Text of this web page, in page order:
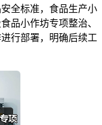
全标准，食品生产小
品小作坊专项整治、
行部署，明确后续工